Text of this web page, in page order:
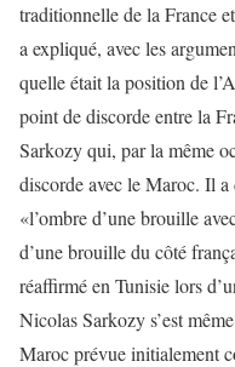
traditionnelle de la France
a expliqué, avec les
quelle était la position de
point de discorde entre la
Sarkozy qui, par la même
discorde avec le Maroc. Il a
«l’ombre d’une brouille
d’une brouille du côté
réaffirmé en Tunisie lors
Nicolas Sarkozy s’est
Maroc prévue initialement